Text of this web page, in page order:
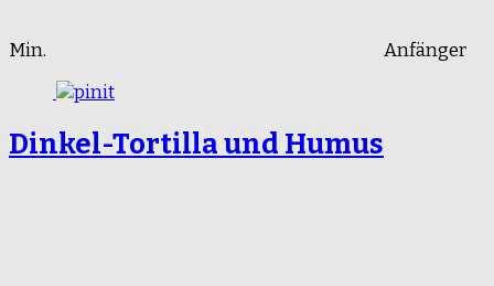
Min. Anfänger
Dinkel-Tortilla und Humus